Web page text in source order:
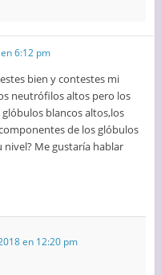
6:12 pm
bien y contestes mi
neutrófilos altos pero los
blancos altos,los
de los glóbulos
Me gustaría hablar
en 12:20 pm